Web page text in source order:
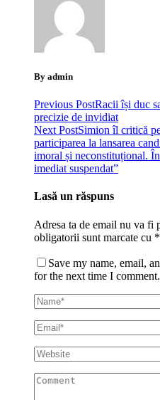
By admin
Previous PostRacii își duc
precizie de invidiat
Next PostSimion îl critică
participarea la lansarea
imoral și neconstituțional.
imediat suspendat”
Lasă un răspuns
Adresa ta de email nu va fi
obligatorii sunt marcate cu *
Save my name, email,
for the next time I comment.